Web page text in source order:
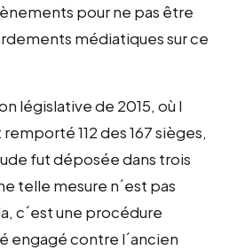
pour ne pas être
médiatiques sur ce
législative de 2015, où l
112 des 167 sièges,
fut déposée dans trois
telle mesure n´est pas
c´est une procédure
engagé contre l´ancien